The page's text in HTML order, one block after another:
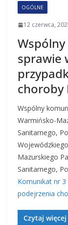
OGÓLNE
12 czerwca,
sprawie
choroby
Wspólny
Warmińsko-
Sanitarnego,
Mazurskiego
Sanitarnego,
Komunikat nr
podejrzenia
Czytaj więcej